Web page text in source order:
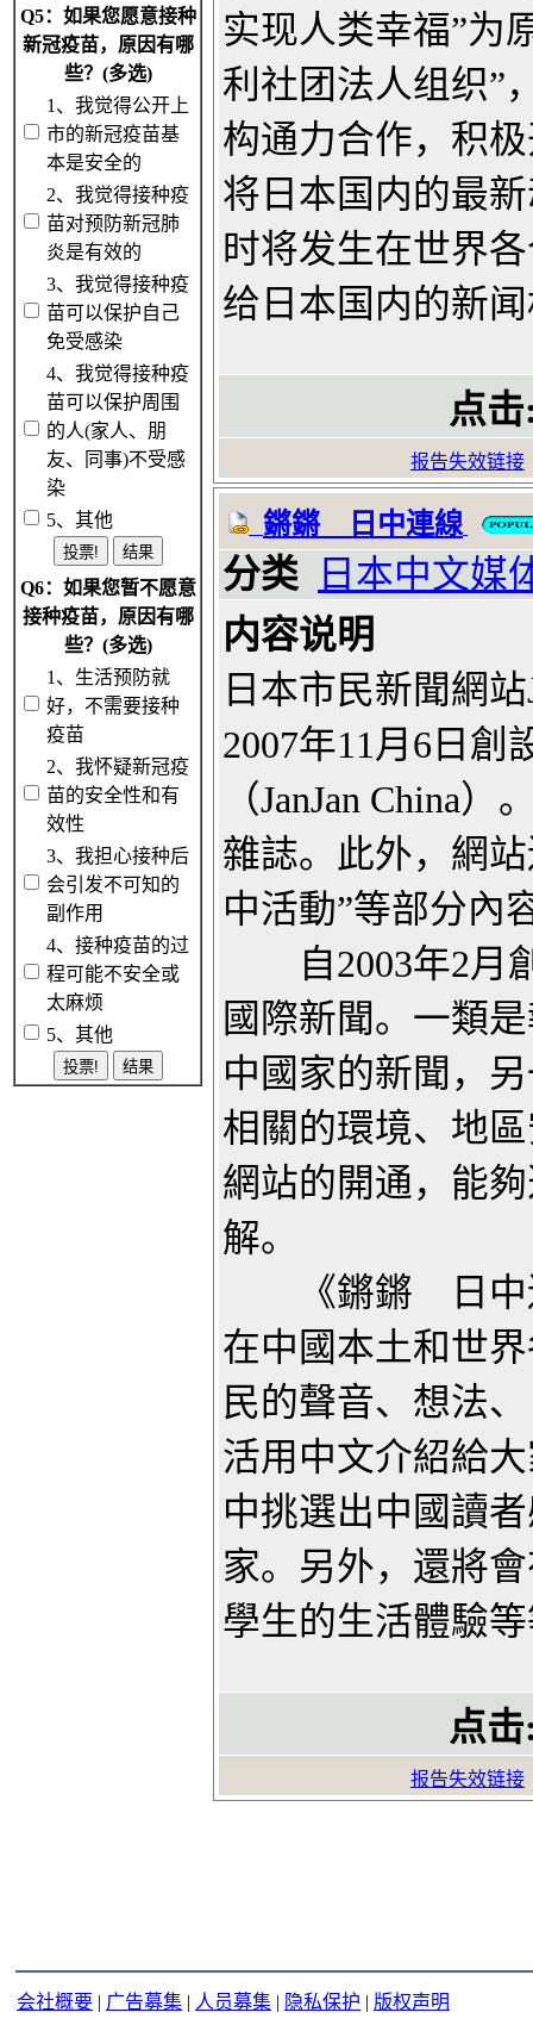
Q5：如果您愿意接种
新冠疫苗，原因有哪
些？(多选)
1、我觉得公开上
市的新冠疫苗基
本是安全的
2、我觉得接种疫
苗对预防新冠肺
炎是有效的
3、我觉得接种疫
苗可以保护自己
免受感染
4、我觉得接种疫
苗可以保护周围
的人(家人、朋
友、同事)不受感
染
5、其他
Q6：如果您暂不愿意
接种疫苗，原因有哪
些？(多选)
1、生活预防就
好，不需要接种
疫苗
2、我怀疑新冠疫
苗的安全性和有
效性
3、我担心接种后
会引发不可知的
副作用
4、接种疫苗的过
程可能不安全或
太麻烦
5、其他
实现人类幸福”为
利社团法人组织”
构通力合作，积
将日本国内的最
时将发生在世界
给日本国内的新
点
报告失效链接
鏘鏘 日中連線
分类
日本中文媒
内容说明
日本市民新聞網
2007年11月6日
（JanJan China
雜誌。此外，網
中活動”等部分內
自2003年2月創
國際新聞。一類
中國家的新聞，
相關的環境、地
網站的開通，能
解。
《鏘鏘 日中連
在中國本土和世
民的聲音、想法
活用中文介紹給
中挑選出中國讀
家。另外，還將
學生的生活體驗
点
报告失效链接
会社概要 | 广告募集 | 人员募集 | 隐私保护 | 版权声明